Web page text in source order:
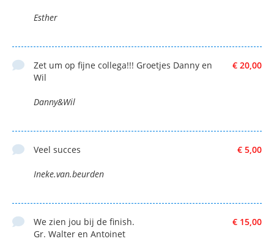
Esther
€ 20,00
Zet um op fijne collega!!! Groetjes Danny en
Wil
Danny&Wil
€ 5,00
Veel succes
Ineke.van.beurden
€ 15,00
We zien jou bij de finish.
Gr. Walter en Antoinet